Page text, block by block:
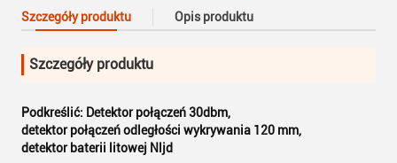
Szczegóły produktu Opis produktu
Szczegóły produktu
Podkreślić: Detektor połączeń 30dbm,
detektor połączeń odległości wykrywania 120 mm,
detektor baterii litowej Nljd